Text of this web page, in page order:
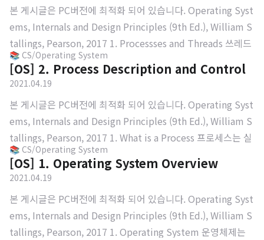
세스 혹은 쓰레드가 공유된 자원을 읽고 쓰는 과정에서 어떤 결
과가 나올지 모르는 상황 2. Mutual Exclusion : 상호 배제 하
나의 프로세스가 공유된 자원에 접근하면 다른 프로세스는 접
근하지 못하게 하는 것 -> Race Condit..
본 게시글은 PC버전에 최적화 되어 있습니다. Operating Syst
ems, Internals and Design Principles (9th Ed.), William S
tallings, Pearson, 2017 1. Processses and Threads 쓰레드
는 프로세스 내부의 실행 단위. 쓰레드를 가벼운 프로세서라고
도 부르기도 함. 하나의 프로세스에 여러 개의 쓰레드가 존재할
드를 가지고 있어야 함. 프로세스는 Code, Data, Stack, Regis
ter Context를 갖고 있지만 쓰레드는 Register Context와 St
ack으로 구성. 그림에서 보이는 것처럼 쓰레드는 프로세스의
자원을 공유. Single Thread에..
📚 CS/Operating System
[OS] 2. Process Description and Control
2021.04.19
본 게시글은 PC버전에 최적화 되어 있습니다. Operating Syst
ems, Internals and Design Principles (9th Ed.), William S
tallings, Pearson, 2017 1. What is a Process 프로세스는 실
행상태에 있는 프로그램. 프로세스는 누가 만들어? 1. GUI를 통
한 입력으로 사용자가 2. 다른 프로세스에 의해 -> 결과적으로
스에서 다른 프로세스로 전환 가능. Dispatcher는 문맥 전환을
가능하게 해주는 OS의 기능. 프로세스를 실행하는 역할. Proce
ss Scheduling로 우선 순위에 따른 전환. Waiting time과 Pri
📚 CS/Operating System
[OS] 1. Operating System Overview
2021.04.19
본 게시글은 PC버전에 최적화 되어 있습니다. Operating Syst
ems, Internals and Design Principles (9th Ed.), William S
tallings, Pearson, 2017 1. Operating System 운영체제는